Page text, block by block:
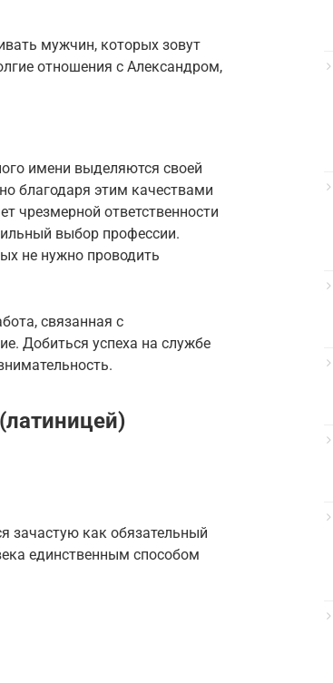
мужчин, которых зовут
отношения с Александром,
имени выделяются своей
благодаря этим качествами
чрезмерной ответственности
выбор профессии.
не нужно проводить
связанная с
Добиться успеха на службе
зачастую как обязательный
единственным способом